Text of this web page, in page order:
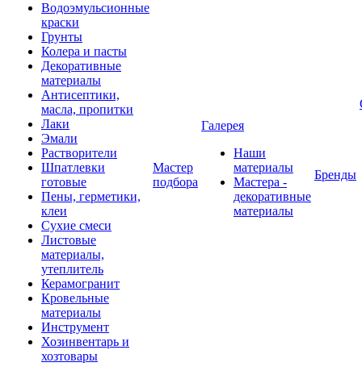
Водоэмульсионные
краски
Грунты
Колера и пасты
Декоративные
материалы
Антисептики,
масла, пропитки
Лаки
Эмали
Растворители
Шпатлевки
готовые
Пены, герметики,
клеи
Сухие смеси
Листовые
материалы,
утеплитель
Керамогранит
Кровельные
материалы
Инструмент
Хозинвентарь и
хозтовары
Мастер
подбора
Галерея
Наши
материалы
Мастера -
декоративные
материалы
Бренды